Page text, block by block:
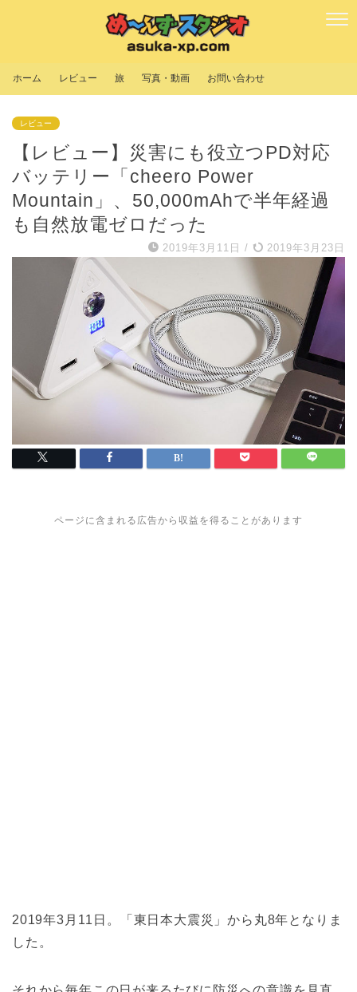
ホーム レビュー 旅 写真・動画 お問い合わせ
レビュー
【レビュー】災害にも役立つPD対応
バッテリー「cheero Power
Mountain」、50,000mAhで半年経過
も自然放電ゼロだった
2019年3月11日 / 2019年3月23日
ページに含まれる広告から収益を得ることがあります
2019年3月11日。「東日本大震災」から丸8年となりま
した。